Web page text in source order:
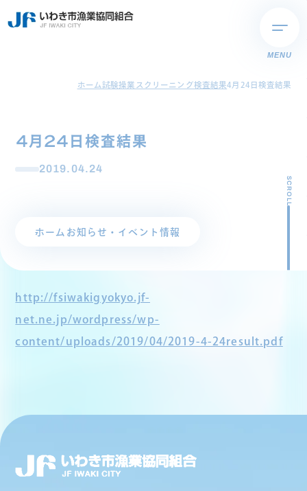
MENU
ホーム試験操業スクリーニング検査結果4月24日検査結果
4月24日検査結果
2019.04.24
ホーム お知らせ・イベント情報
SCROLL
http://fsiwakigyokyo.jf-
net.ne.jp/wordpress/wp-
content/uploads/2019/04/2019-4-24result.pdf